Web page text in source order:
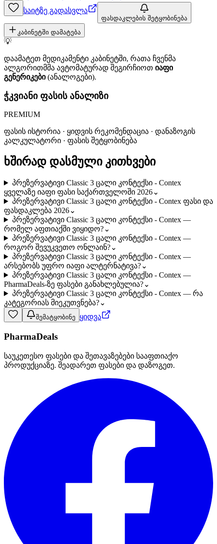
საიტზე გადასვლა
ფასდაკლების შეტყობინება
კაბინეტში დამატება
💡
დაამატეთ მედიკამენტი კაბინეტში, რათა ჩვენმა
ალგორითმმა ავტომატურად შეგირჩიოთ იაფი
გენერიკები(ანალოგები).
ჭკვიანი ფასის ანალიზი
PREMIUM
ფასის ისტორია · ყიდვის რეკომენდაცია · დანაზოგის
კალკულატორი · ფასის შეტყობინება
ხშირად დასმული კითხვები
პრეზერვატივი Classic 3 ცალი კონტექსი - Contex
ყველაზე იაფი ფასი საქართველოში 2026⌄
პრეზერვატივი Classic 3 ცალი კონტექსი - Contex ფასი და
ფასდაკლება 2026⌄
პრეზერვატივი Classic 3 ცალი კონტექსი - Contex —
რომელ აფთიაქში ვიყიდო?⌄
პრეზერვატივი Classic 3 ცალი კონტექსი - Contex —
როგორ შევუკვეთო ონლაინ?⌄
პრეზერვატივი Classic 3 ცალი კონტექსი - Contex —
არსებობს უფრო იაფი ალტერნატივა?⌄
პრეზერვატივი Classic 3 ცალი კონტექსი - Contex —
PharmaDeals-ზე ფასები განახლებულია?⌄
პრეზერვატივი Classic 3 ცალი კონტექსი - Contex — რა
კატეგორიას მიეკუთვნება?⌄
შემატყობინე ყიდვა
PharmaDeals
საუკეთესო ფასები და შეთავაზებები სააფთიაქო
პროდუქციაზე. შეადარეთ ფასები და დაზოგეთ.